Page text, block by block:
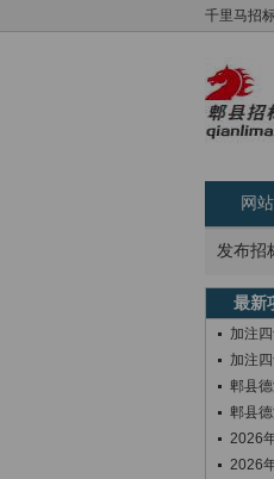
千里马招
网
发布招
最新
加注
加注
郫县
郫县
2026
2026